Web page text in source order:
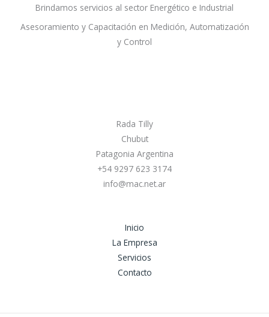
Brindamos servicios al sector Energético e Industrial
Asesoramiento y Capacitación en Medición, Automatización
y Control
Rada Tilly
Chubut
Patagonia Argentina
+54 9297 623 3174
info@mac.net.ar
Inicio
La Empresa
Servicios
Contacto